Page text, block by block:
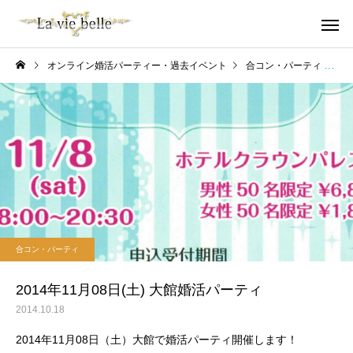
オンライン婚活パーティー・過去イベント 合コン・パーティ
合コン・パーティ
2014年11月08日(土) 大館婚活パーティ
2014.10.18
2014年11月08日（土）大館で婚活パーティ開催します！